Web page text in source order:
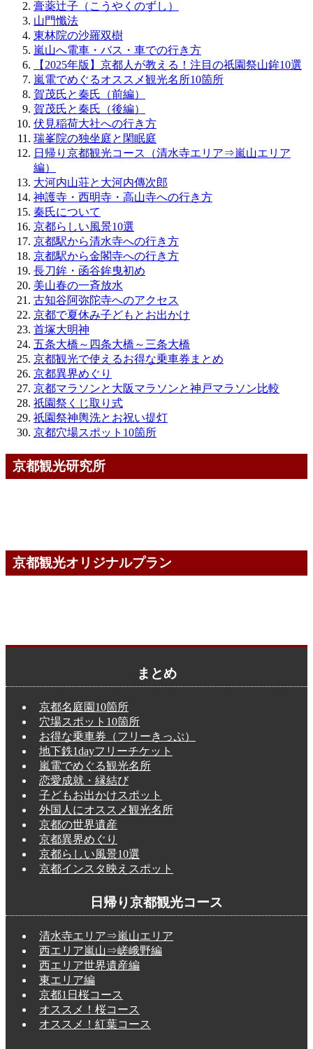
膏薬辻子（こうやくのずし）
山門懺法
東林院の沙羅双樹
嵐山へ電車・バス・車での行き方
【2025年版】京都人が教える！注目の祇園祭山鉾10選
嵐電でめぐるオススメ観光名所10箇所
賀茂氏と秦氏（前編）
賀茂氏と秦氏（後編）
伏見稲荷大社への行き方
瑞峯院の独坐庭と閑眠庭
日帰り京都観光コース（清水寺エリア⇒嵐山エリア
編）
大河内山荘と大河内傳次郎
神護寺・西明寺・高山寺への行き方
秦氏について
京都らしい風景10選
京都駅から清水寺への行き方
京都駅から金閣寺への行き方
長刀鉾・函谷鉾曳初め
美山春の一斉放水
古知谷阿弥陀寺へのアクセス
京都で夏休み子どもとお出かけ
首塚大明神
五条大橋～四条大橋～三条大橋
京都観光で使えるお得な乗車券まとめ
京都異界めぐり
京都マラソンと大阪マラソンと神戸マラソン比較
祇園祭くじ取り式
祇園祭神輿洗とお祝い提灯
京都穴場スポット10箇所
京都観光研究所
京都観光オリジナルプラン
まとめ
京都名庭園10箇所
穴場スポット10箇所
お得な乗車券（フリーきっぷ）
地下鉄1dayフリーチケット
嵐電でめぐる観光名所
恋愛成就・縁結び
子どもお出かけスポット
外国人にオススメ観光名所
京都の世界遺産
京都異界めぐり
京都らしい風景10選
京都インスタ映えスポット
日帰り京都観光コース
清水寺エリア⇒嵐山エリア
西エリア嵐山⇒嵯峨野編
西エリア世界遺産編
東エリア編
京都1日桜コース
オススメ！桜コース
オススメ！紅葉コース